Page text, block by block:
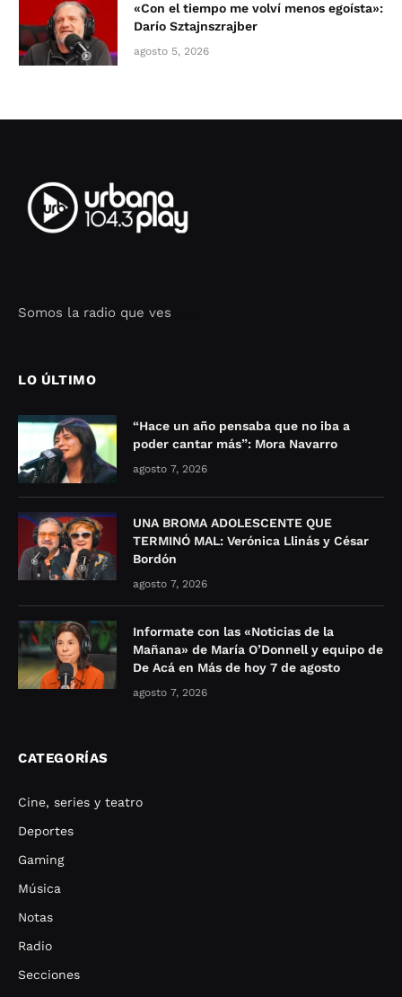
«Con el tiempo me volví menos egoísta»:
Darío Sztajnszrajber
agosto 5, 2026
Somos la radio que ves
LO ÚLTIMO
“Hace un año pensaba que no iba a
poder cantar más”: Mora Navarro
agosto 7, 2026
UNA BROMA ADOLESCENTE QUE
TERMINÓ MAL: Verónica Llinás y César
Bordón
agosto 7, 2026
Informate con las «Noticias de la
Mañana» de María O’Donnell y equipo de
De Acá en Más de hoy 7 de agosto
agosto 7, 2026
CATEGORÍAS
Cine, series y teatro
Deportes
Gaming
Música
Notas
Radio
Secciones